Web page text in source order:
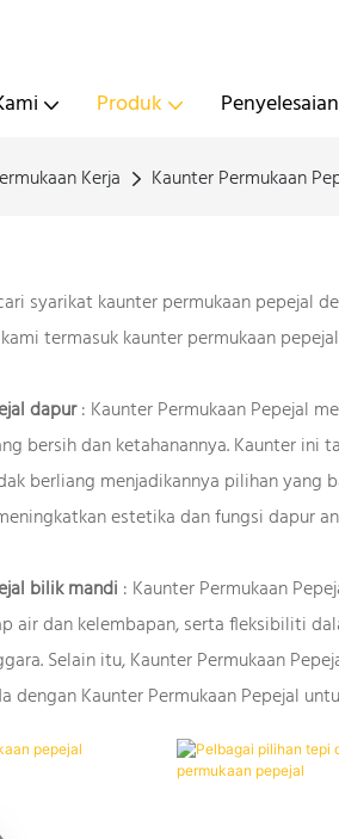
Produk Penyelesaian
Kerja Kaunter Permukaan
syarikat kaunter permukaan pepejal
termasuk kaunter permukaan
dapur: Kaunter Permukaan Pepejal
bersih dan ketahanannya. Kaunter
berliang menjadikannya pilihan yang
estetika dan fungsi dapur
bilik mandi : Kaunter Permukaan
air dan kelembapan, serta fleksibiliti
Selain itu, Kaunter Permukaan
dengan Kaunter Permukaan Pepejal